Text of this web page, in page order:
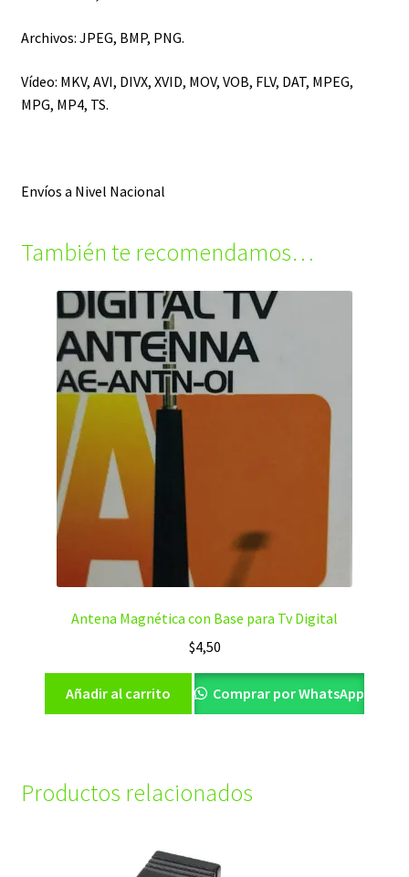
Archivos: JPEG, BMP, PNG.
Vídeo: MKV, AVI, DIVX, XVID, MOV, VOB, FLV, DAT, MPEG,
MPG, MP4, TS.
Envíos a Nivel Nacional
También te recomendamos…
Antena Magnética con Base para Tv Digital
$4,50
Añadir al carrito Comprar por WhatsApp
Productos relacionados